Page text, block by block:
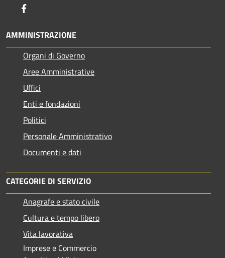
AMMINISTRAZIONE
Organi di Governo
Aree Amministrative
Uffici
Enti e fondazioni
Politici
Personale Amministrativo
Documenti e dati
CATEGORIE DI SERVIZIO
Anagrafe e stato civile
Cultura e tempo libero
Vita lavorativa
Imprese e Commercio